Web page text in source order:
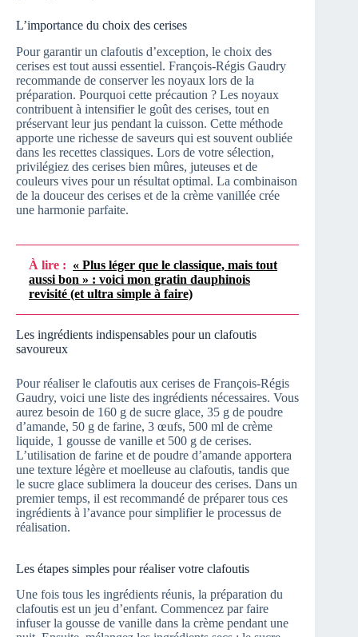
L’importance du choix des cerises
Pour garantir un clafoutis d’exception, le choix des
cerises est tout aussi essentiel. François-Régis Gaudry
recommande de conserver les noyaux lors de la
préparation. Pourquoi cette précaution ? Les noyaux
contribuent à intensifier le goût des cerises, tout en
préservant leur jus pendant la cuisson. Cette méthode
apporte une richesse de saveurs qui est souvent oubliée
dans les recettes classiques. Lors de votre sélection,
privilégiez des cerises bien mûres, juteuses et de
couleurs vives pour un résultat optimal. La combinaison
de la douceur des cerises et de la crème vanillée crée
une harmonie parfaite.
À lire : « Plus léger que le classique, mais tout
aussi bon » : voici mon gratin dauphinois
revisité (et ultra simple à faire)
Les ingrédients indispensables pour un clafoutis
savoureux
Pour réaliser le clafoutis aux cerises de François-Régis
Gaudry, voici une liste des ingrédients nécessaires. Vous
aurez besoin de 160 g de sucre glace, 35 g de poudre
d’amande, 50 g de farine, 3 œufs, 500 ml de crème
liquide, 1 gousse de vanille et 500 g de cerises.
L’utilisation de farine et de poudre d’amande apportera
une texture légère et moelleuse au clafoutis, tandis que
le sucre glace sublimera la douceur des cerises. Dans un
premier temps, il est recommandé de préparer tous ces
ingrédients à l’avance pour simplifier le processus de
réalisation.
Les étapes simples pour réaliser votre clafoutis
Une fois tous les ingrédients réunis, la préparation du
clafoutis est un jeu d’enfant. Commencez par faire
infuser la gousse de vanille dans la crème pendant une